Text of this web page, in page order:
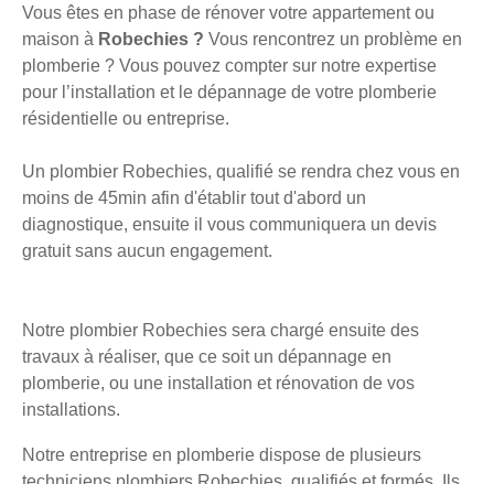
Vous êtes en phase de rénover votre appartement ou
maison à Robechies ? Vous rencontrez un problème en
plomberie ? Vous pouvez compter sur notre expertise
pour l’installation et le dépannage de votre plomberie
résidentielle ou entreprise.
Un plombier Robechies, qualifié se rendra chez vous en
moins de 45min afin d'établir tout d'abord un
diagnostique, ensuite il vous communiquera un devis
gratuit sans aucun engagement.
Notre plombier Robechies sera chargé ensuite des
travaux à réaliser, que ce soit un dépannage en
plomberie, ou une installation et rénovation de vos
installations.
Notre entreprise en plomberie dispose de plusieurs